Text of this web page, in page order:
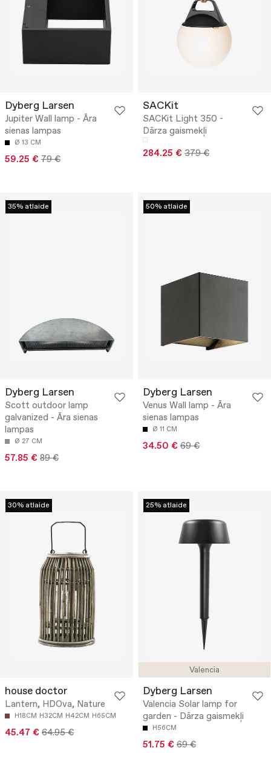
Dyberg Larsen
Jupiter Wall lamp - Āra
sienas lampas
Ø 13 CM
59.25 € 79 €
SACKit
SACKit Light 350 -
Dārza gaismekļi
284.25 € 379 €
35% atlaide
Dyberg Larsen
Scott outdoor lamp
galvanized - Āra sienas
lampas
Ø 27 CM
57.85 € 89 €
50% atlaide
Dyberg Larsen
Venus Wall lamp - Āra
sienas lampas
Ø 11 CM
34.50 € 69 €
30% atlaide
house doctor
Lantern, HDOva, Nature
H18CM H32CM H42CM H65CM
45.47 € 64.95 €
Valencia
25% atlaide
Dyberg Larsen
Valencia Solar lamp for
garden - Dārza gaismekļi
H56CM
51.75 € 69 €